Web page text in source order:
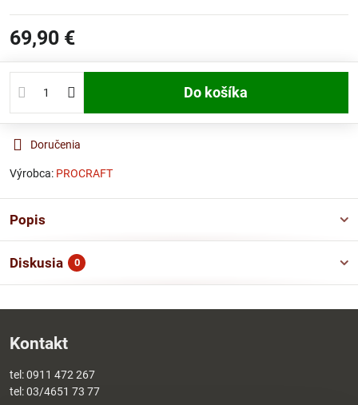
69,90 €
Do košíka
Doručenia
Výrobca: PROCRAFT
Popis
Diskusia 0
Kontakt
tel:0911 472 267
tel:03/4651 73 77